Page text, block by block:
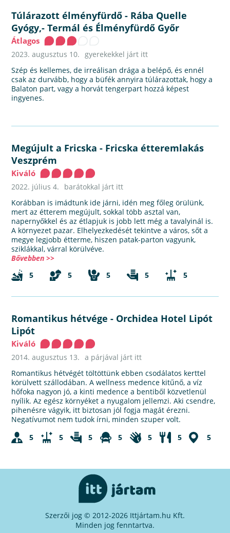
Túlárazott élményfürdő - Rába Quelle
Gyógy,- Termál és Élményfürdő Győr
Átlagos
2023. augusztus 10. gyerekekkel járt itt
Szép és kellemes, de irreálisan drága a belépő, és ennél
csak az durvább, hogy a büfék annyira túlárazottak, hogy a
Balaton part, vagy a horvát tengerpart hozzá képest
ingyenes.
Megújult a Fricska - Fricska étteremlakás
Veszprém
Kiváló
2022. július 4.
barátokkal járt itt
Korábban is imádtunk ide járni, idén meg főleg örülünk,
mert az étterem megújult, sokkal több asztal van,
napernyőkkel és az étlapjuk is jobb lett még a tavalyinál is.
A környezet pazar. Elhelyezkedését tekintve a város, sőt a
megye legjobb étterme, hiszen patak-parton vagyunk,
sziklákkal, várral körülvéve.
Bővebben >>
5
5 5 5 5
Romantikus hétvége - Orchidea Hotel Lipót
Lipót
Kiváló
2014. augusztus 13. a párjával járt itt
Romantikus hétvégét töltöttünk ebben csodálatos kerttel
körülvett szállodában. A wellness medence kitűnő, a víz
hőfoka nagyon jó, a kinti medence a bentiből közvetlenül
nyílik. Az egész környéket a nyugalom jellemzi. Aki csendre,
pihenésre vágyik, itt biztosan jól fogja magát érezni.
Negatívumot nem tudok írni, minden szuper volt.
5
5 5 5 5 5 5
Szerzői jog © 2012-2026 Ittjártam.hu Kft.
Minden jog fenntartva.